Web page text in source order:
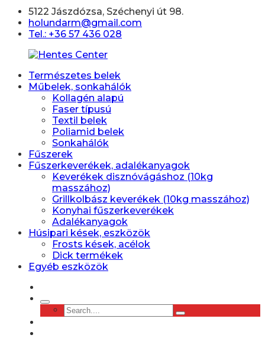
5122 Jászdózsa, Széchenyi út 98.
holundarm@gmail.com
Tel.: +36 57 436 028
Természetes belek
Műbelek, sonkahálók
Kollagén alapú
Faser típusú
Textil belek
Poliamid belek
Sonkahálók
Fűszerek
Fűszerkeverékek, adalékanyagok
Keverékek disznóvágáshoz (10kg
masszához)
Grillkolbász keverékek (10kg masszához)
Konyhai fűszerkeverékek
Adalékanyagok
Húsipari kések, eszközök
Frosts kések, acélok
Dick termékek
Egyéb eszközök